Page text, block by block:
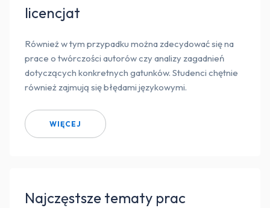
licencjat
Również w tym przypadku można zdecydować się na
prace o twórczości autorów czy analizy zagadnień
dotyczących konkretnych gatunków. Studenci chętnie
również zajmują się błędami językowymi.
WIĘCEJ
Najczęstsze tematy prac